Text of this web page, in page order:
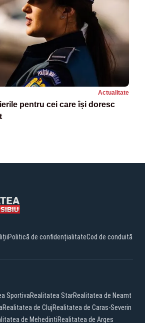
Actualitate
pentru cei care își doresc
Politică de confidențialitateCod de conduită
SportivaRealitatea StarRealitatea de Neamt
Realitatea de ClujRealitatea de Caras-Severin
de MehedintiRealitatea de Arges